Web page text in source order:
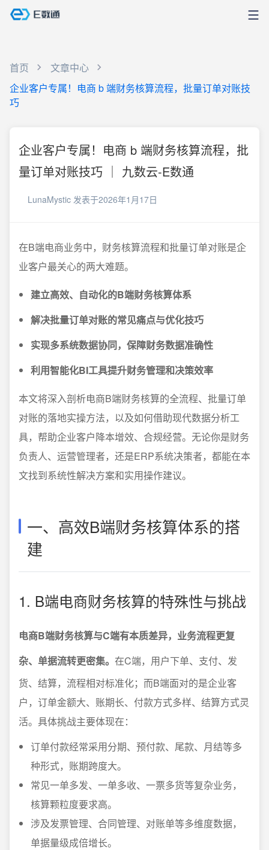
首页
文章中心
企业客户专属！电商 b 端财务核算流程，批量订单对账技
巧
企业客户专属！电商 b 端财务核算流程，批
量订单对账技巧 ｜ 九数云-E数通
LunaMystic 发表于2026年1月17日
在B端电商业务中，财务核算流程和批量订单对账是企
业客户最关心的两大难题。
建立高效、自动化的B端财务核算体系
解决批量订单对账的常见痛点与优化技巧
实现多系统数据协同，保障财务数据准确性
利用智能化BI工具提升财务管理和决策效率
本文将深入剖析电商B端财务核算的全流程、批量订单
对账的落地实操方法，以及如何借助现代数据分析工
具，帮助企业客户降本增效、合规经营。无论你是财务
负责人、运营管理者，还是ERP系统决策者，都能在本
文找到系统性解决方案和实用操作建议。
一、高效B端财务核算体系的搭
建
1. B端电商财务核算的特殊性与挑战
电商B端财务核算与C端有本质差异，业务流程更复
杂、单据流转更密集。 在C端，用户下单、支付、发
货、结算，流程相对标准化；而B端面对的是企业客
户，订单金额大、账期长、付款方式多样、结算方式灵
活。具体挑战主要体现在：
订单付款经常采用分期、预付款、尾款、月结等多
种形式，账期跨度大。
常见一单多发、一单多收、一票多货等复杂业务，
核算颗粒度要求高。
涉及发票管理、合同管理、对账单等多维度数据，
单据量级成倍增长。